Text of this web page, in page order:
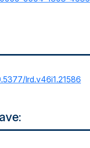
lrd.v46i1.21586